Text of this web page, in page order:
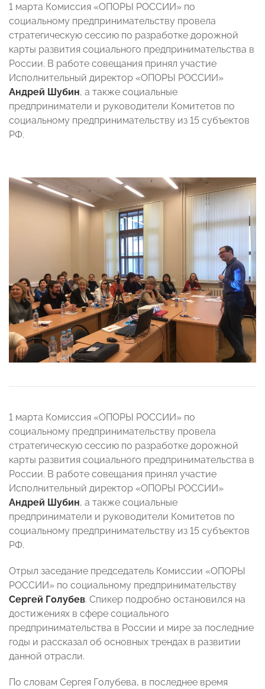
1 марта Комиссия «ОПОРЫ РОССИИ» по
социальному предпринимательству провела
стратегическую сессию по разработке дорожной
карты развития социального предпринимательства в
России. В работе совещания принял участие
Исполнительный директор «ОПОРЫ РОССИИ»
Андрей Шубин, а также социальные
предприниматели и руководители Комитетов по
социальному предпринимательству из 15 субъектов
РФ.
1 марта Комиссия «ОПОРЫ РОССИИ» по
социальному предпринимательству провела
стратегическую сессию по разработке дорожной
карты развития социального предпринимательства в
России. В работе совещания принял участие
Исполнительный директор «ОПОРЫ РОССИИ»
Андрей Шубин, а также социальные
предприниматели и руководители Комитетов по
социальному предпринимательству из 15 субъектов
РФ.
Отрыл заседание председатель Комиссии «ОПОРЫ
РОССИИ» по социальному предпринимательству
Сергей Голубев. Спикер подробно остановился на
достижениях в сфере социального
предпринимательства в России и мире за последние
годы и рассказал об основных трендах в развитии
данной отрасли.
По словам Сергея Голубева, в последнее время